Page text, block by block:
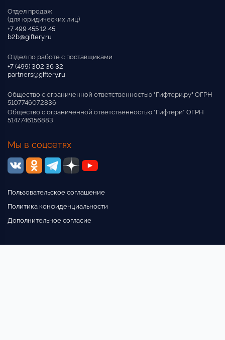
Отдел продаж
(для юридических лиц)
+7 499 455 12 45
b2b@giftery.ru
Отдел по работе с поставщиками
+7 (499) 302 36 32
partners@giftery.ru
Общество с ограниченной ответственностью "Гифтери.ру" ОГРН
5107746072836
Общество с ограниченной ответственностью "Гифтери" ОГРН
5147746156883
Мы в соцсетях
Пользовательское соглашение
Политика конфиденциальности
Дополнительное согласие